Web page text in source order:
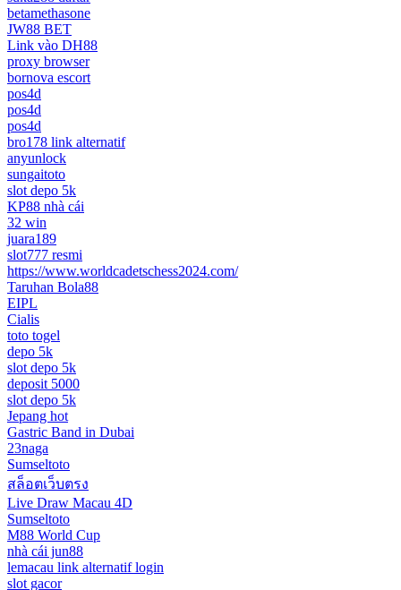
betamethasone
JW88 BET
Link vào DH88
proxy browser
bornova escort
pos4d
pos4d
pos4d
bro178 link alternatif
anyunlock
sungaitoto
slot depo 5k
KP88 nhà cái
32 win
juara189
slot777 resmi
https://www.worldcadetschess2024.com/
Taruhan Bola88
EIPL
Cialis
toto togel
depo 5k
slot depo 5k
deposit 5000
slot depo 5k
Jepang hot
Gastric Band in Dubai
23naga
Sumseltoto
สล็อตเว็บตรง
Live Draw Macau 4D
Sumseltoto
M88 World Cup
nhà cái jun88
lemacau link alternatif login
slot gacor